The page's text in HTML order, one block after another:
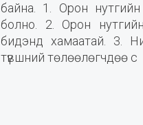
байна. 1. Орон
болно. 2. Орон
бидэнд хамаатай. 3.
түвшний төлөөлөгчдөө с